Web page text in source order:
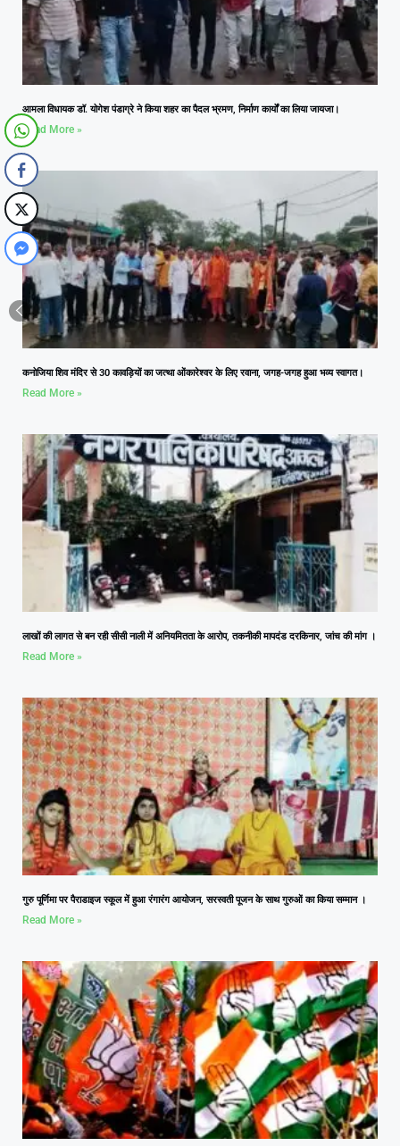
आमला विधायक डॉ. योगेश पंडाग्रे ने किया शहर का पैदल भ्रमण, निर्माण कार्यों का लिया जायजा।
Read More »
कनोजिया शिव मंदिर से 30 कावड़ियों का जत्था ओंकारेश्वर के लिए रवाना, जगह-जगह हुआ भव्य स्वागत।
Read More »
लाखों की लागत से बन रही सीसी नाली में अनियमितता के आरोप, तकनीकी मापदंड दरकिनार, जांच की मांग ।
Read More »
गुरु पूर्णिमा पर पैराडाइज स्कूल में हुआ रंगारंग आयोजन, सरस्वती पूजन के साथ गुरुओं का किया सम्मान ।
Read More »